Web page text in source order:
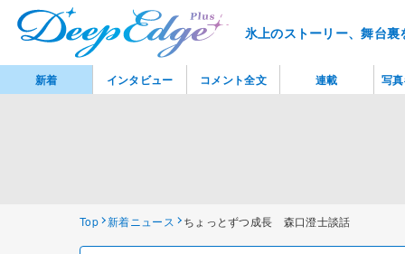
氷上のストーリー、舞台
Top 新着ニュース ちょっとずつ成長 森口澄士談話
新着 インタビュー コメント全文 連載 写